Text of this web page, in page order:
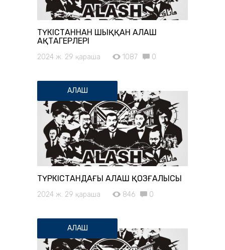
ТҮКІСТАННАН ШЫҚҚАН АЛАШ
АҚТАҢГЕРЛЕРІ
2024 ж. 29 қараша 1087 0
АЛАШ
ТҮРКІСТАНДАҒЫ АЛАШ ҚОЗҒАЛЫСЫ
2024 ж. 29 қараша 846 0
АЛАШ